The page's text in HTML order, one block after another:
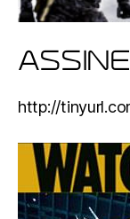
http://